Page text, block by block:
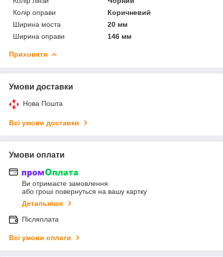
Колір оправи
Коричневий
Ширина моста
20 мм
Ширина оправи
146 мм
Приховати
Умови доставки
Нова Пошта
Всі умови доставки
Умови оплати
Ви отримаєте замовлення
або гроші повернуться на вашу картку
Детальніше
Післяплата
Всі умови оплати